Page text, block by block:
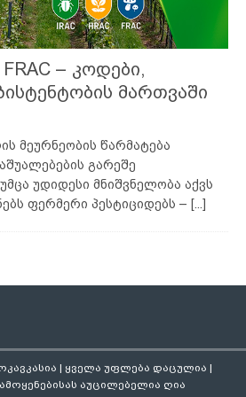
FRAC – კოდები,
მართვაში
მეურნეობის წარმატება
გარეშე
უდიდესი მნიშვნელობა აქვს
ფერმერი პესტიციდებს – [...]
| ყველა უფლება დაცულია |
აუცილებელია ღია